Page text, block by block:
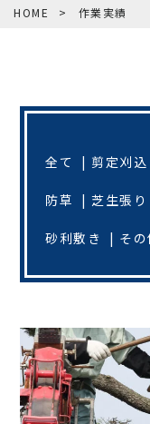
HOME > 作業実績
全て 剪定刈込
防草 芝生張り
砂利敷き その